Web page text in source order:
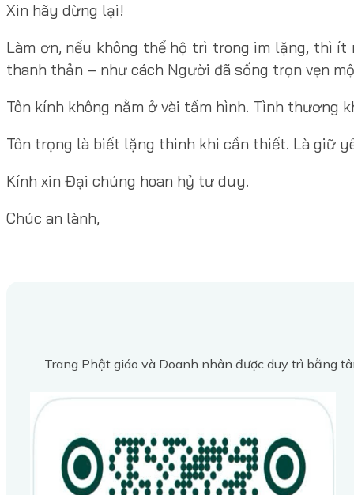
Xin hãy dừng lại!
Làm ơn, nếu không thể hộ trì trong im lặng, thì
thanh thản – như cách Người đã sống trọn vẹn
Tôn kính không nằm ở vài tấm hình. Tình thương
Tôn trọng là biết lặng thinh khi cần thiết. Là giữ
Kính xin Đại chúng hoan hỷ tư duy.
Chúc an lành,
Trang Phật giáo và Doanh nhân được duy trì bằng